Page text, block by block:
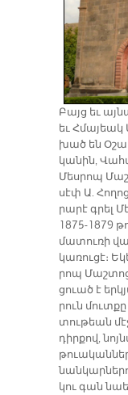
Բայց եւ
եւ
խած են
կա­նին,
Մես­րոպ
սէփ Ա.
րա­րէ գրել
1875-1879
մա­տու­ռի
կա­ռու­ցէ։
րոպ
ցուած է
րուն
տու­թեան
դիր­քով,
կու գան